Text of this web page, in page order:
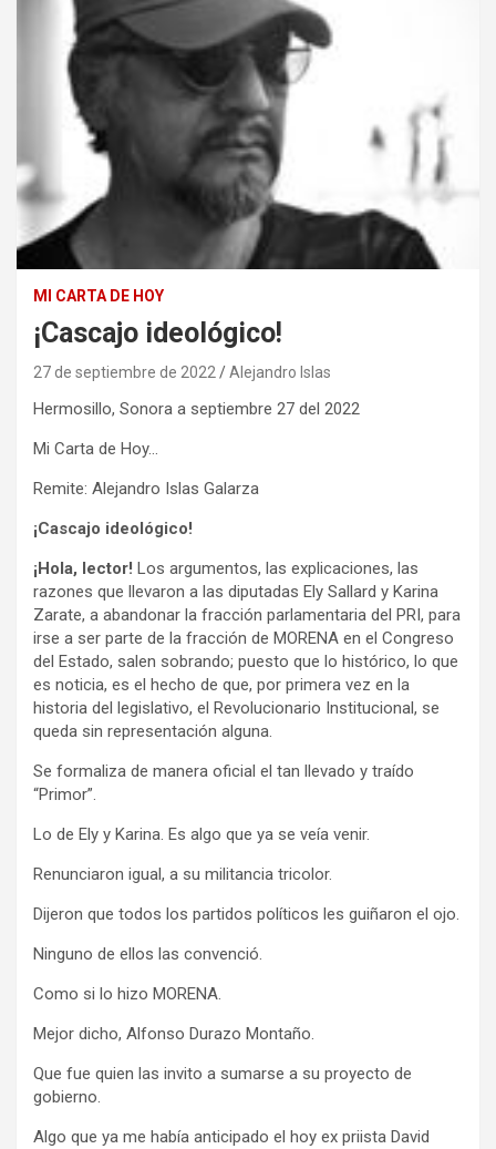
MI CARTA DE HOY
¡Cascajo ideológico!
27 de septiembre de 2022 Alejandro Islas
Hermosillo, Sonora a septiembre 27 del 2022
Mi Carta de Hoy…
Remite: Alejandro Islas Galarza
¡Cascajo ideológico!
¡Hola, lector! Los argumentos, las explicaciones, las
razones que llevaron a las diputadas Ely Sallard y Karina
Zarate, a abandonar la fracción parlamentaria del PRI, para
irse a ser parte de la fracción de MORENA en el Congreso
del Estado, salen sobrando; puesto que lo histórico, lo que
es noticia, es el hecho de que, por primera vez en la
historia del legislativo, el Revolucionario Institucional, se
queda sin representación alguna.
Se formaliza de manera oficial el tan llevado y traído
“Primor”.
Lo de Ely y Karina. Es algo que ya se veía venir.
Renunciaron igual, a su militancia tricolor.
Dijeron que todos los partidos políticos les guiñaron el ojo.
Ninguno de ellos las convenció.
Como si lo hizo MORENA.
Mejor dicho, Alfonso Durazo Montaño.
Que fue quien las invito a sumarse a su proyecto de
gobierno.
Algo que ya me había anticipado el hoy ex priista David